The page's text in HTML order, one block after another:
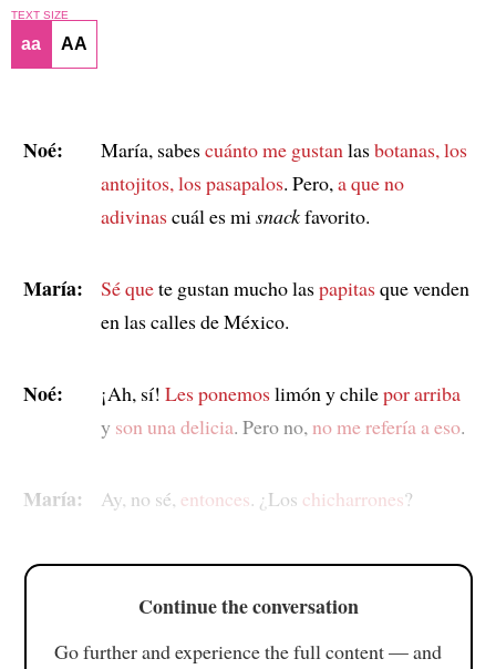
TEXT SIZE
aa AA
Noé: María, sabescuánto me gustan lasbotanas, los
antojitos, los pasapalos. Pero, a que no
adivinascuál es mi snackfavorito.
María: Sé quete gustan mucho laspapitasque venden
en las calles de México.
Noé: ¡Ah, sí! Les ponemoslimón y chilepor arriba
y son una delicia. Pero no, no me refería a eso.
María: Ay, no sé, entonces. ¿Los chicharrones?
Continue the conversation
Go further and experience the full content — and